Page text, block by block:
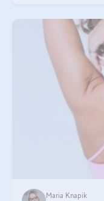
Maria Knapik